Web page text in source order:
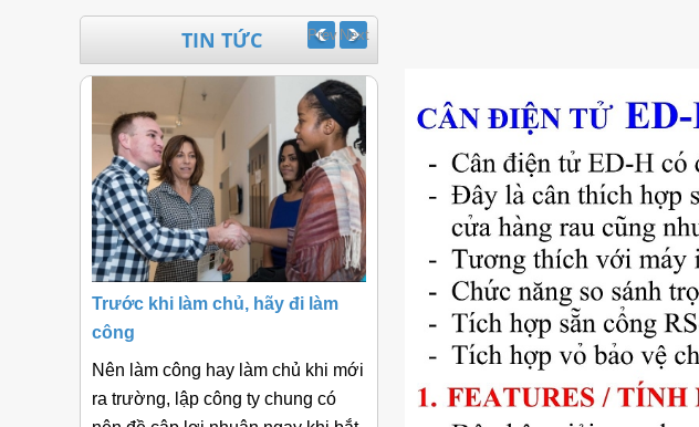
TIN TỨC Prev Next
Trước khi làm chủ, hãy đi làm
công
Nên làm công hay làm chủ khi mới
ra trường, lập công ty chung có